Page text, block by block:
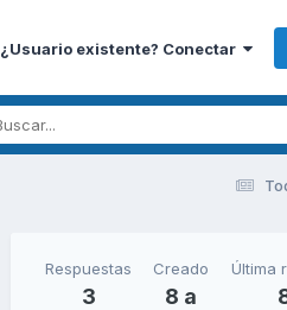
¿Usuario existente? Conectar
Respuestas
3
Creado
8 a
Última